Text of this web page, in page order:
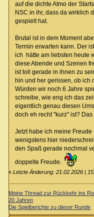
auf die dichte Atmo der
NSC in ihr, dass da wirklich
gespielt hat.
Brutal ist in dem Moment
Termin erwarten kann. Der
ich hätte am liebsten heute
diese Abende und Szenen
ist toll gerade in ihnen zu
hin und her gerissen, ob ich
Würden wir noch 6 Jahre
schreibe, wie eng ich das
eigentlich genau diesen
doch eh recht "kurz" ist?
Jetzt habe ich meine
wenigstens hier
den Spaß gerade nochmal
doppelte Freude.
«Letzte Änderung: 21.02.2026 |
Meine Thread zur Rückkehr ins
20 Jahren
Die Spielberichte zu dieser Runde